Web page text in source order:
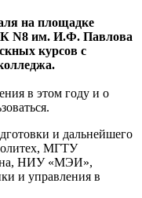
на площадке
N8 им. И.Ф. Павлова
курсов с
в этом году и о
и дальнейшего
МГТУ
НИУ «МЭИ»,
и управления в